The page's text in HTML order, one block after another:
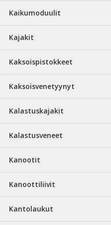
Kaikumoduulit
Kajakit
Kaksoispistokkeet
Kaksoisvenetyynyt
Kalastuskajakit
Kalastusveneet
Kanootit
Kanoottiliivit
Kantolaukut